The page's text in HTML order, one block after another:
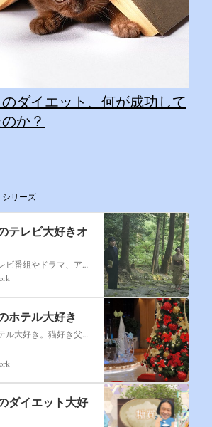
ダイエット、何が成功して
か？
リーズ
テレビ大好きオ
猫好き父さんがテレビ番組やドラマ、アニメ、特撮ヒーロー,そしてダイエットについて書いたブログです。
ホテル大好き
猫好き父さんのホテル大好き。猫好き父さんが宿泊したホテルの情報を徒然なるままに書いていきます。
ダイエット大好